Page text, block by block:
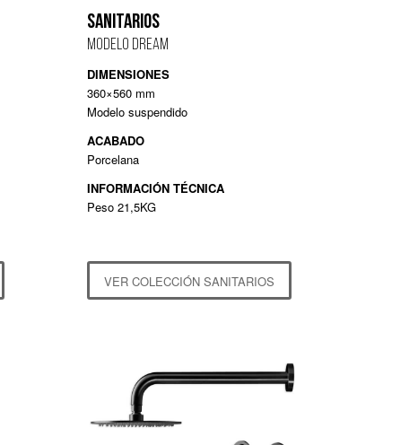
SANITARIOS
MODELO DREAM
DIMENSIONES
360×560 mm
Modelo suspendido
ACABADO
Porcelana
INFORMACIÓN TÉCNICA
Peso 21,5KG
VER COLECCIÓN SANITARIOS